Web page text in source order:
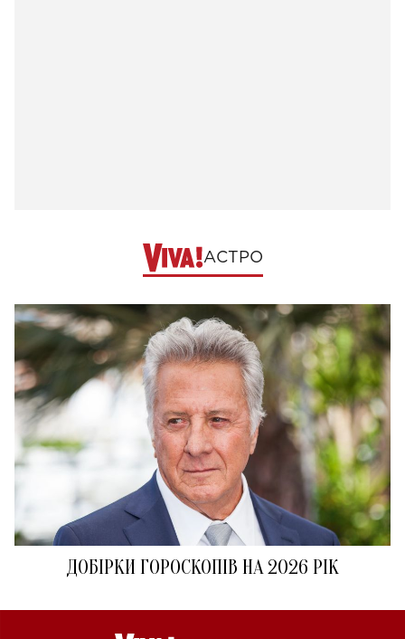
АСТРО
ДОБІРКИ ГОРОСКОПІВ НА 2026 РІК